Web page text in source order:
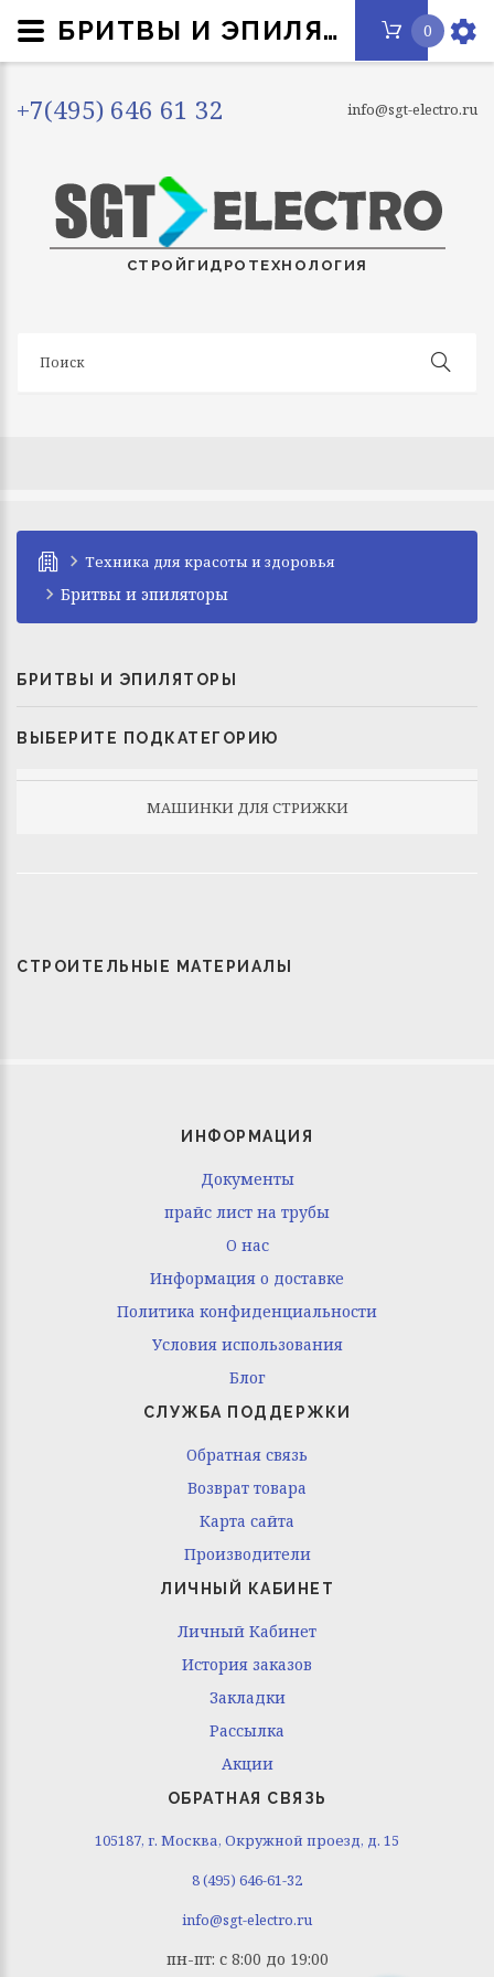
+7(495) 646 61 32 info@sgt-electro.ru
СТРОЙГИДРОТЕХНОЛОГИЯ
0
Техника для красоты и здоровья
Бритвы и эпиляторы
БРИТВЫ И ЭПИЛЯТОРЫ
ВЫБЕРИТЕ ПОДКАТЕГОРИЮ
МАШИНКИ ДЛЯ СТРИЖКИ
СТРОИТЕЛЬНЫЕ МАТЕРИАЛЫ
ИНФОРМАЦИЯ
Документы
прайс лист на трубы
O нас
Информация о доставке
Политика конфиденциальности
Условия использования
Блог
СЛУЖБА ПОДДЕРЖКИ
Обратная связь
Возврат товара
Карта сайта
Производители
ЛИЧНЫЙ КАБИНЕТ
Личный Кабинет
История заказов
Закладки
Рассылка
Акции
ОБРАТНАЯ СВЯЗЬ
105187, г. Москва, Окружной проезд, д. 15
8 (495) 646-61-32
info@sgt-electro.ru
пн-пт: с 8:00 до 19:00
БРИТВЫ И ЭПИЛЯТОРЫ